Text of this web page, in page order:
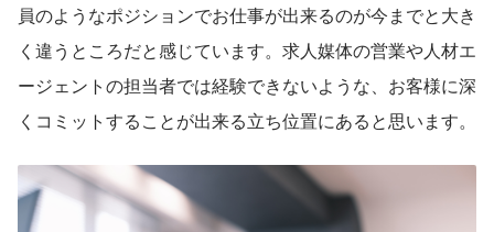
員のようなポジションでお仕事が出来るのが今までと大き
く違うところだと感じています。求人媒体の営業や人材エ
ージェントの担当者では経験できないような、お客様に深
くコミットすることが出来る立ち位置にあると思います。